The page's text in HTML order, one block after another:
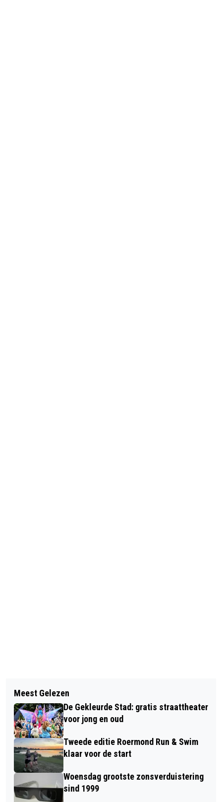
SVC2000 VIERT 25-JARIG JUBILEUM
MET FEESTELIJKE DAG VOOR JONG
EN OUD
BOEKLANCERING: HET WILDE
VROUWENPAD
Meest Gelezen
De Gekleurde Stad: gratis straattheater
voor jong en oud
Tweede editie Roermond Run & Swim
klaar voor de start
Woensdag grootste zonsverduistering
sind 1999